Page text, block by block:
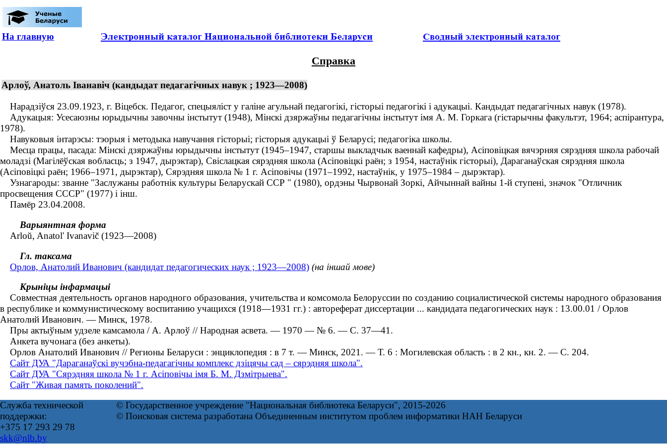
На главную
Справка
Арлоў, Анатоль Іванавіч (кандыдат педагагічных навук ; 1923—2008)
Нарадзіўся 23.09.1923, г. Віцебск. Педагог, спецыяліст у галіне агульнай педагогікі, гісторыі педагогікі і адукацыі. Кандыдат педагагічных навук (1978).
Адукацыя: Усесаюзны юрыдычны завочны інстытут (1948), Мінскі дзяржаўны педагагічны інстытут імя А. М. Горкага (гістарычны факультэт, 1964; аспірантура,
1978).
Навуковыя інтарэсы: тэорыя і методыка навучання гісторыі; гісторыя адукацыі ў Беларусі; педагогіка школы.
Месца працы, пасада: Мінскі дзяржаўны юрыдычны інстытут (1945–1947, старшы выкладчык ваеннай кафедры), Асіповіцкая вячэрняя сярэдняя школа рабочай
моладзі (Магілёўская вобласць; з 1947, дырэктар), Свіслацкая сярэдняя школа (Асіповіцкі раён; з 1954, настаўнік гісторыі), Дараганаўская сярэдняя школа
(Асіповіцкі раён; 1966–1971, дырэктар), Сярэдняя школа № 1 г. Асіповічы (1971–1992, настаўнік, у 1975–1984 – дырэктар).
Узнагароды: званне "Заслужаны работнік культуры Беларускай ССР " (1980), ордэны Чырвонай Зоркі, Айчыннай вайны 1-й ступені, значок "Отличник
просвещения СССР" (1977) і інш.
Памёр 23.04.2008.
Варыянтная форма
Arloŭ, Anatol' Ivanavič (1923—2008)
Гл. таксама
Орлов, Анатолий Иванович (кандидат педагогических наук ; 1923—2008) (на іншай мове)
Крыніцы інфармацыі
Совместная деятельность органов народного образования, учительства и комсомола Белоруссии по созданию социалистической системы народного образования
в республике и коммунистическому воспитанию учащихся (1918―1931 гг.) : автореферат диссертации ... кандидата педагогических наук : 13.00.01 / Орлов
Анатолий Иванович. ― Минск, 1978.
Пры актыўным удзеле камсамола / А. Арлоў // Народная асвета. — 1970 — № 6. — С. 37—41.
Анкета вучонага (без анкеты).
Орлов Анатолий Иванович // Регионы Беларуси : энциклопедия : в 7 т. — Минск, 2021. — Т. 6 : Могилевская область : в 2 кн., кн. 2. — С. 204.
Сайт ДУА "Дараганаўскі вучэбна-педагагічны комплекс дзіцячы сад – сярэдняя школа".
Сайт ДУА "Сярэдняя школа № 1 г. Асіповічы імя Б. М. Дзмітрыева".
Сайт "Живая память поколений".
Служба технической
поддержки:
+375 17 293 29 78
skk@nlb.by
© Государственное учреждение "Национальная библиотека Беларуси", 2015-2026
© Поисковая система разработана Объединенным институтом проблем информатики НАН Беларуси